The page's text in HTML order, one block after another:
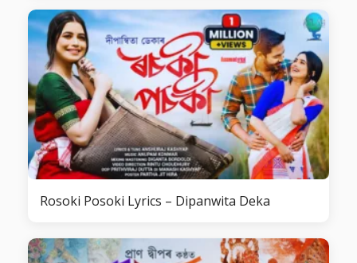
Rosoki Posoki Lyrics – Dipanwita Deka